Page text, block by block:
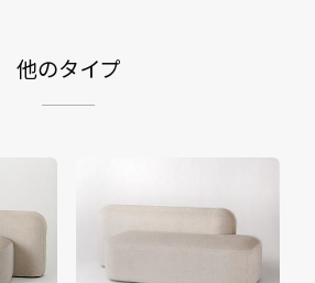
他のタイプ